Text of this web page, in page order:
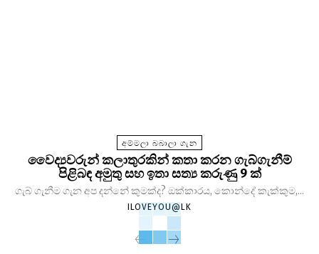
අම්මලා බබාලා ගැන
වෛද්‍යවරුන් කලාතුරකින් කතා කරන ගැබ්ගැනීම්
පිළිබඳ අමුතු සහ ඉතා සත්‍ය කරුණු 9 ක්
ගැබ් ගැනීම ගැන අප දන්නේ කුමක්ද? ඔක්කාරය, කොන්දේ කැක්කුම,...
ILOVEYOU@LK